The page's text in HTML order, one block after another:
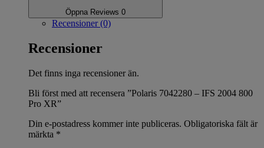
Öppna Reviews 0
Recensioner (0)
Recensioner
Det finns inga recensioner än.
Bli först med att recensera ”Polaris 7042280 – IFS 2004 800
Pro XR”
Din e-postadress kommer inte publiceras. Obligatoriska fält är
märkta *